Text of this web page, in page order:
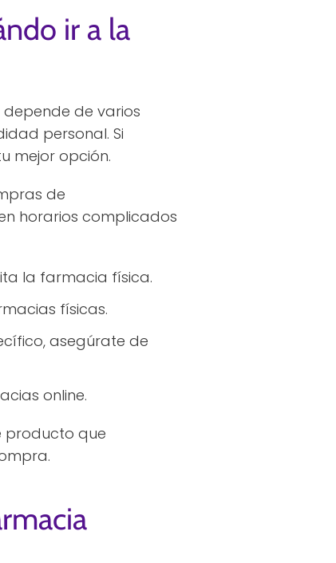
ir a la
depende de varios
personal. Si
mejor opción.
de
horarios complicados
la farmacia física.
físicas.
asegúrate de
online.
producto que